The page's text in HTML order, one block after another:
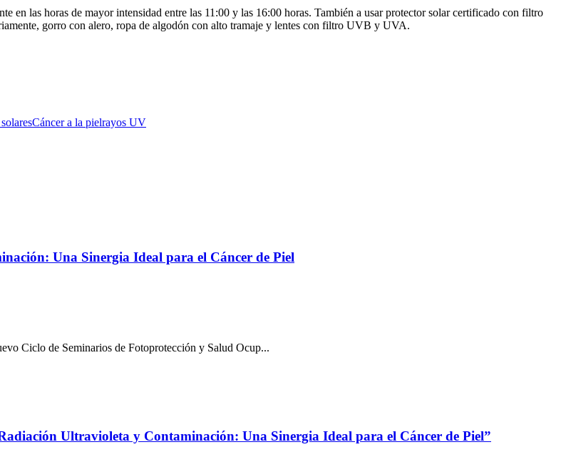
en las horas de mayor intensidad entre las 11:00 y las 16:00 horas. También a usar protector solar certificado con filtro
gorro con alero, ropa de algodón con alto tramaje y lentes con filtro UVB y UVA.
a la pielrayos UV
Una Sinergia Ideal para el Cáncer de Piel
Ciclo de Seminarios de Fotoprotección y Salud Ocup...
Ultravioleta y Contaminación: Una Sinergia Ideal para el Cáncer de Piel”